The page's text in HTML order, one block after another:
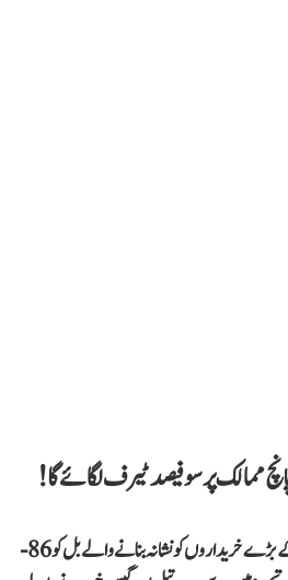
ممالک پر سو فیصد ٹیرف لگائے گا!
امریکی سینیٹ نے روس اور توانائی کے بڑے خریداروں کو نشانہ بنانے والے بل کو 86-